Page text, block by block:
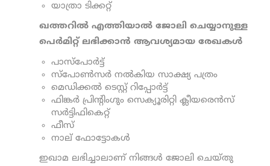
യാത്രാ ടിക്കറ്റ്‌
ഖത്തറില്‍ എത്തിയാല്‍ ജോലി ചെയ്യാനുള്ള
പെര്‍മിറ്റ്‌ ലഭിക്കാന്‍ ആവശ്യമായ രേഖകള്‍
പാസ്പോര്‍ട്ട്‌
സ്പോൺസർ നൽകിയ സാക്ഷ്യ പത്രം
മെഡിക്കല്‍ ടെസ്റ്റ്‌ റിപ്പോര്‍ട്ട്‌
ഫിങ്കര്‍ പ്രിന്‍റിംഗും സെക്യൂരിറ്റി ക്ലീയരെന്‍സ്
സര്‍ട്ടിഫികെറ്റ്‌
ഫീസ്‌
നാല് ഫോട്ടോകള്‍
ഇഖാമ ലഭിച്ചാലാണ് നിങ്ങൾ ജോലി ചെയ്തു